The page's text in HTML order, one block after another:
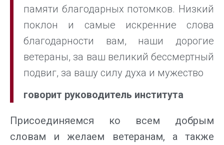
памяти благодарных потомков. Низкий
поклон и самые искренние слова
благодарности вам, наши дорогие
ветераны, за ваш великий бессмертный
подвиг, за вашу силу духа и мужество
говорит руководитель института
Присоединяемся ко всем добрым
словам и желаем ветеранам, а также